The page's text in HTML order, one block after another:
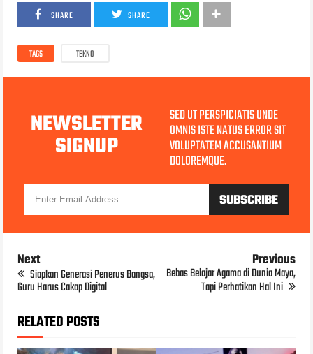
SHARE SHARE
TAGS TEKNO
NEWSLETTER
SIGNUP
SED UT PERSPICIATIS UNDE
OMNIS ISTE NATUS ERROR SIT
VOLUPTATEM ACCUSANTIUM
DOLOREMQUE.
Next
Siapkan Generasi Penerus Bangsa,
Guru Harus Cakap Digital
Previous
Bebas Belajar Agama di Dunia Maya,
Tapi Perhatikan Hal Ini
RELATED POSTS